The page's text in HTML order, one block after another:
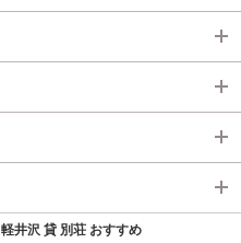
軽井沢 貸 別荘 おすすめ